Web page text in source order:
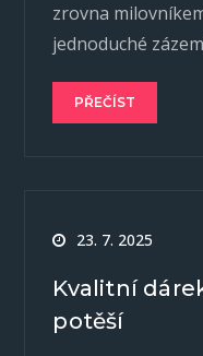
zrovna
jednoduché
PŘEČÍST
23. 7. 2025
Kvalitní
potěší